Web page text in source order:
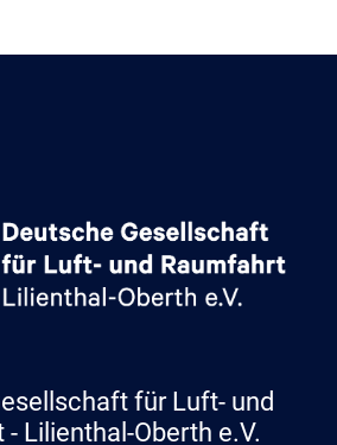
für Luft- und
- Lilienthal-Oberth e.V.